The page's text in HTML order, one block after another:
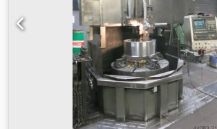
Milling spindle 2,000 rpm, SK50, 22 kW - C-
Complete enclosure - Chip conveyor -
supply - Fanuc control system - 24 tool
tool holders - Manual Guide I - Tool holder
Electronic handwheel Cedpfx Aajvtzc Iegjha
beacon - Manual 3-jaw chuck, 1,250 mm -
measurement - Renishaw workpiece
scales on X and Z axes - 24-month warranty